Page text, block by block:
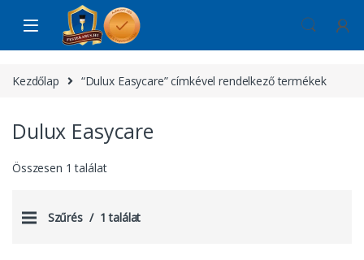
Skip to navigation
Skip to content
Kezdőlap “Dulux Easycare” címkével rendelkező termékek
Dulux Easycare
Összesen 1 találat
Szűrés 1 találat